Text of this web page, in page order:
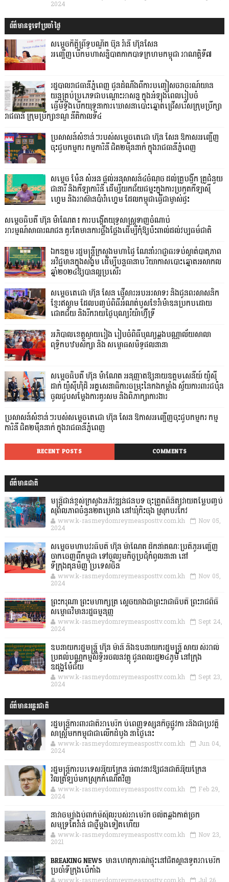
2024
ព័ត៌មានទូទៅប្រចាំថ្ងៃ
សម្ដេចកិត្ដិព្រឹទ្ធបណ្ឌិត ប៊ុន រ៉ានី ហ៊ុនសែន
អញ្ជើញបើកមហាសន្និបាតកាកបាទក្រហមកម្ពុជា អាណត្ដិទី៧
រដ្ឋបាលរាជធានីភ្នំពេញ ជូនដំណឹងពីការបញ្ចៀសចរាចរណ៍យាន
យន្តគ្រប់ប្រភេទជាបណ្តោះអាសន្ន ក្នុងអំឡុងពេលរៀបចំ
ធ្វើមីទ្ទីងបើកយុទ្ធនាការឃោសនាបោះឆ្នោតជ្រើសរើសក្រុមប្រឹក្សា
រាជធានី ក្រុមប្រឹក្សាខណ្ឌ នីតិកាលទី៤
ប្រសាសន៍សំខាន់ៗរបស់សម្តេចតេជោ ហ៊ុន សែន ឱកាសអញ្ជើញ
ចុះជួបកម្មករ កម្មការិនី ជិត២ម៉ឺននាក់ ក្នុងរាជធានីភ្នំពេញ
សម្តេច ម៉ែន សំអន ផ្តល់អនុសាសន៍៤ចំណុច ដល់គ្រូបង្វឹក គ្រូជំនួយ
ជានារី និងកីឡាការិនី ដើម្បីយកជ័យជម្នះក្នុងការប្រកួតកីឡាស៊ី
ហ្គេម និងអាស៊ានប៉ារ៉ាហ្គេម ដែលកម្ពុជាធ្វើជាម្ចាស់ផ្ទះ
សម្តេចធិបតី ហ៊ុន ម៉ាណែត៖ ការបង្កើតយុទ្ធសាស្ត្រទាញចំណាប់
អារម្មណ៍សាធារណជន គួរតែមានការថ្លឹងថ្លែងដើម្បីកុំឱ្យប៉ះពាល់ដល់វប្បធម៌ជាតិ
ឯកឧត្តម រដ្ឋមន្ត្រីក្រសួងមហាផ្ទៃ ណែនាំអាជ្ញាធរទប់ស្កាត់បាតុភាព
អវិជ្ជមានក្នុងសង្គម ដើម្បីបន្តធានាប រិយាកាសបោះឆ្នោតអសាកល
ឆ្នាំ២០២៤ឱ្យបានល្អប្រសើរ
សម្ដេចតេជោ ហ៊ុន សែន ផ្ញើសារអបអរសាទរ និងជូនពរសាសនិក
ខ្មែរឥស្លាម ដែលបញ្ចប់ពិធីអំណត់បួសខែរ៉ាម៉ាឌនប្រកបដោយ
ជោគជ័យ និងរីករាយថ្ងៃបុណ្យរ៉យ៉ាហ៊្វីទ្រី
អភិបាលខេត្តស្វាយរៀង រៀបចំពិធីបុណ្យឆ្លងបណ្ណាល័យសាលា
ពុទ្ធិកបឋមសិក្សា និង សម្ពោធសមិទ្ធផលនានា
សម្តេចធិបតី ហ៊ុន ម៉ាណែត អនុញ្ញាតឱ្យនាយឧត្តមសេនីយ៍ យ៉ូស៊ី
ដាក់ យ៉ូស៊ីហ៊ិដិ អគ្គសេនាធិការចម្រុះនៃកងកម្លាំង ស្វ័យការពារជប៉ុន
ចូលជួបសម្តែងការគួរសម និងពិភាក្សាការងារ
ប្រសាសន៍សំខាន់ៗរបស់សម្តេចតេជោ ហ៊ុន សែន ឱកាសអញ្ជើញចុះជួបកម្មករ កម្ម
ការិនី ជិត២ម៉ឺននាក់ ក្នុងរាជធានីភ្នំពេញ
RECENT POSTS COMMENTS
ព័ត៌មានជាតិ
មន្ត្រីជាន់ខ្ពស់ក្រសួងអភិវឌ្ឍន៍ជនបទ ចុះត្រួតពិនិត្យវាយតម្លៃបញ្ចប់
សុពលភាពចំនួន២គម្រោង នៅឃុំកិះចុង ស្រុកបរកែវ
www.k-rasmeydomreymeasposttv.com.kh Nov 05,
2024
សម្តេចមហាបវរធិបតី ហ៊ុន ម៉ាណែត ដឹកនាំគណៈប្រតិភូអញ្ជើញ
ចាកចេញពីកម្ពុជា ទៅចូលរួមកិច្ចប្រជុំកំពូលនានា នៅ
ទីក្រុងគុនមិញ ប្រទេសចិន
www.k-rasmeydomreymeasposttv.com.kh Nov 05,
2024
ព្រះករុណា ព្រះមហាក្សត្រ ស្តេចយាងជាព្រះរាជាធិបតី ព្រះរាជពិធី
សម្ពោធវិមានរដ្ឋធម្មនុញ្ញ
www.k-rasmeydomreymeasposttv.com.kh Sept 24,
2024
ឧបនាយករដ្ឋមន្ដ្រី ហ៊ុន ម៉ានី និងឧបនាយករដ្ឋមន្ដ្រី សាយ សំអាល់
ប្រគល់បណ្ណកម្មសិទ្ធិអចលនវត្ថុ ជូនពលរដ្ឋ២៤ភូមិ នៅក្រុង
ឧដុង្គម៉ែជ័យ
www.k-rasmeydomreymeasposttv.com.kh Sept 23,
2024
ព័ត៌មានអន្តរជាតិ
រដ្ឋមន្រ្តីការពារជាតិអាមេរិក បំពេញទស្សនកិច្ចផ្លូវកា រនិងជាប្រវត្តិ
សាស្រ្តមកកម្ពុជាជាលើកដំបូង នាថ្ងៃនេះ
www.k-rasmeydomreymeasposttv.com.kh Jun 04,
2024
រដ្ឋមន្ត្រីការបរទេសអ៊ុយក្រែន អំពាវនាវឱ្យជនជាតិអ៊ុយក្រែន
វិលត្រឡប់មកស្រុកកំណើតវិញ
www.k-rasmeydomreymeasposttv.com.kh Feb 29,
2024
នាវាចម្បាំងបំពាក់មីស៊ីលរបស់អាមេរិក ចល័តឆ្លងកាត់ច្រក
សមុទ្រតៃវ៉ាន់ ជាថ្មីម្តងទៀតហើយ
www.k-rasmeydomreymeasposttv.com.kh Nov 23,
2021
BREAKING NEWS: មានហេតុការណ៍ផ្ទុះនៅជិតស្ថានទូតអាមេរិក
ប្រចាំទីក្រុងប៉េកាំង